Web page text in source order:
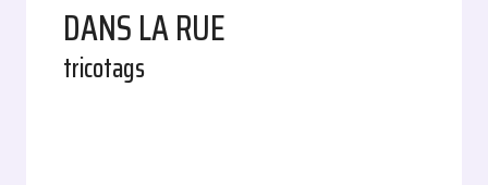
DANS LA RUE
tricotags